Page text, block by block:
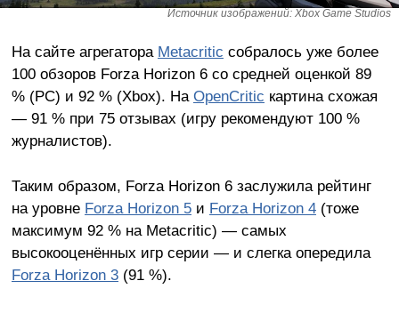
Источник изображений: Xbox Game Studios
На сайте агрегатора Metacritic собралось уже более
100 обзоров Forza Horizon 6 со средней оценкой 89
% (PC) и 92 % (Xbox). На OpenCritic картина схожая
— 91 % при 75 отзывах (игру рекомендуют 100 %
журналистов).
Таким образом, Forza Horizon 6 заслужила рейтинг
на уровне Forza Horizon 5и Forza Horizon 4(тоже
максимум 92 % на Metacritic) — самых
высокооценённых игр серии — и слегка опередила
Forza Horizon 3(91 %).